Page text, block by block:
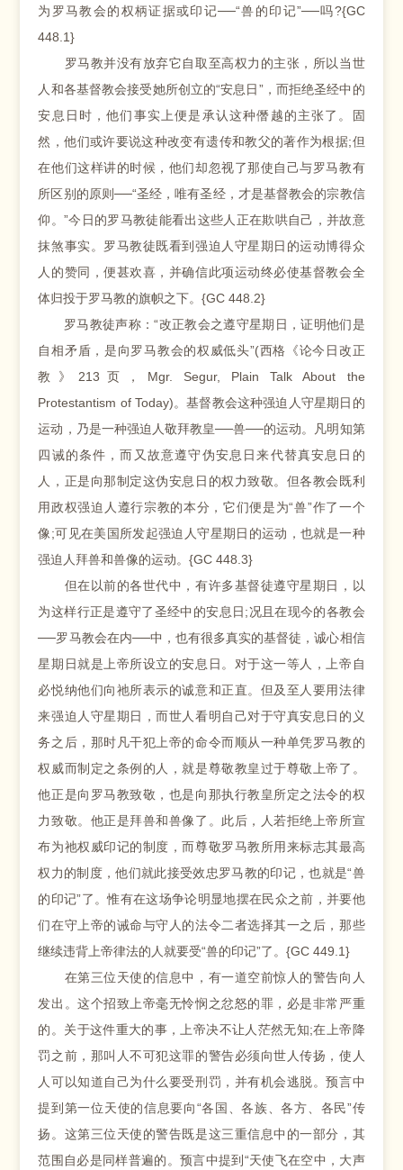
为罗马教会的权柄证据或印记──“兽的印记”──吗?{GC
448.1}
罗马教并没有放弃它自取至高权力的主张，所以当世
人和各基督教会接受她所创立的“安息日”，而拒绝圣经中的
安息日时，他们事实上便是承认这种僭越的主张了。固
然，他们或许要说这种改变有遗传和教父的著作为根据;但
在他们这样讲的时候，他们却忽视了那使自己与罗马教有
所区别的原则──“圣经，唯有圣经，才是基督教会的宗教信
仰。”今日的罗马教徒能看出这些人正在欺哄自己，并故意
抹煞事实。罗马教徒既看到强迫人守星期日的运动博得众
人的赞同，便甚欢喜，并确信此项运动终必使基督教会全
体归投于罗马教的旗帜之下。{GC 448.2}
罗马教徒声称：“改正教会之遵守星期日，证明他们是
自相矛盾，是向罗马教会的权威低头”(西格《论今日改正
教》213页，Mgr. Segur, Plain Talk About the
Protestantism of Today)。基督教会这种强迫人守星期日的
运动，乃是一种强迫人敬拜教皇──兽──的运动。凡明知第
四诫的条件，而又故意遵守伪安息日来代替真安息日的
人，正是向那制定这伪安息日的权力致敬。但各教会既利
用政权强迫人遵行宗教的本分，它们便是为“兽”作了一个
像;可见在美国所发起强迫人守星期日的运动，也就是一种
强迫人拜兽和兽像的运动。{GC 448.3}
但在以前的各世代中，有许多基督徒遵守星期日，以
为这样行正是遵守了圣经中的安息日;况且在现今的各教会
──罗马教会在内──中，也有很多真实的基督徒，诚心相信
星期日就是上帝所设立的安息日。对于这一等人，上帝自
必悦纳他们向祂所表示的诚意和正直。但及至人要用法律
来强迫人守星期日，而世人看明自己对于守真安息日的义
务之后，那时凡干犯上帝的命令而顺从一种单凭罗马教的
权威而制定之条例的人，就是尊敬教皇过于尊敬上帝了。
他正是向罗马教致敬，也是向那执行教皇所定之法令的权
力致敬。他正是拜兽和兽像了。此后，人若拒绝上帝所宣
布为祂权威印记的制度，而尊敬罗马教所用来标志其最高
权力的制度，他们就此接受效忠罗马教的印记，也就是“兽
的印记”了。惟有在这场争论明显地摆在民众之前，并要他
们在守上帝的诫命与守人的法令二者选择其一之后，那些
继续违背上帝律法的人就要受“兽的印记”了。{GC 449.1}
在第三位天使的信息中，有一道空前惊人的警告向人
发出。这个招致上帝毫无怜悯之忿怒的罪，必是非常严重
的。关于这件重大的事，上帝决不让人茫然无知;在上帝降
罚之前，那叫人不可犯这罪的警告必须向世人传扬，使人
人可以知道自己为什么要受刑罚，并有机会逃脱。预言中
提到第一位天使的信息要向“各国、各族、各方、各民”传
扬。这第三位天使的警告既是这三重信息中的一部分，其
范围自必是同样普遍的。预言中提到“天使飞在空中，大声